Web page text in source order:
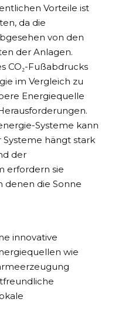
Vorteile ist
da die
von den
der Anlagen.
CO₂-Fußabdrucks
im Vergleich zu
Energiequelle
Systeme kann
Systeme hängt stark
der
erfordern sie
denen die Sonne
innovative
wie